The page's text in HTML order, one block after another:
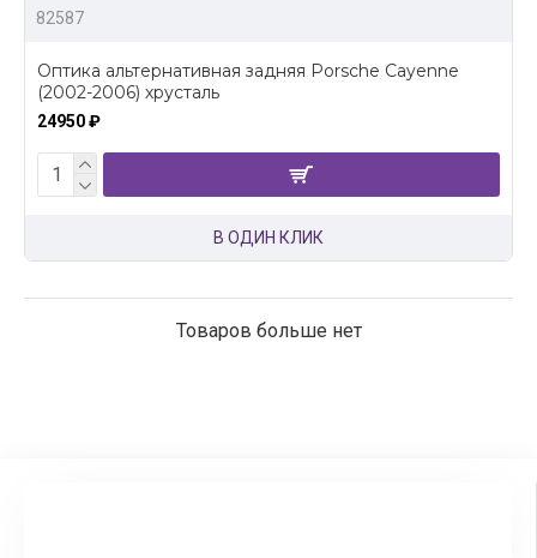
82587
Оптика альтернативная задняя Porsche Cayenne
(2002-2006) хрусталь
24950 ₽
В ОДИН КЛИК
Товаров больше нет